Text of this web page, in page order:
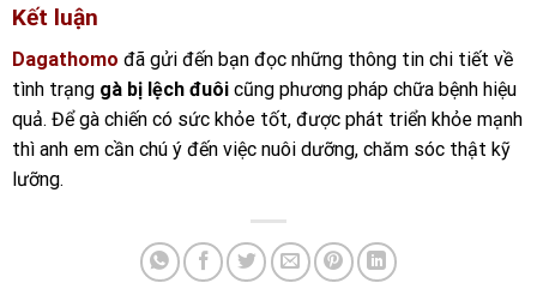
Kết luận
Dagathomo đã gửi đến bạn đọc những thông tin chi tiết về
tình trạng gà bị lệch đuôi cũng phương pháp chữa bệnh hiệu
quả. Để gà chiến có sức khỏe tốt, được phát triển khỏe mạnh
thì anh em cần chú ý đến việc nuôi dưỡng, chăm sóc thật kỹ
lưỡng.